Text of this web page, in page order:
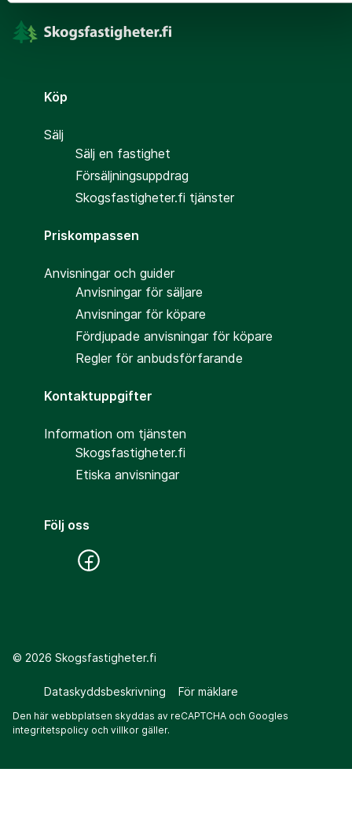
Köp
Sälj
Sälj en fastighet
Försäljningsuppdrag
Skogsfastigheter.fi tjänster
Priskompassen
Anvisningar och guider
Anvisningar för säljare
Anvisningar för köpare
Fördjupade anvisningar för köpare
Regler för anbudsförfarande
Kontaktuppgifter
Information om tjänsten
Skogsfastigheter.fi
Etiska anvisningar
Följ oss
© 2026 Skogsfastigheter.fi
Dataskyddsbeskrivning För mäklare
Den här webbplatsen skyddas av reCAPTCHA och Googles
integritetspolicy och villkor gäller.